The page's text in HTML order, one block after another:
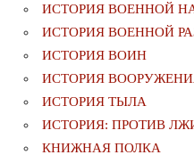
ИСТОРИЯ ВОЕННОЙ
ИСТОРИЯ ВОЕННОЙ
ИСТОРИЯ ВОИН
ИСТОРИЯ
ИСТОРИЯ ТЫЛА
ИСТОРИЯ: ПРОТИВ
КНИЖНАЯ ПОЛКА